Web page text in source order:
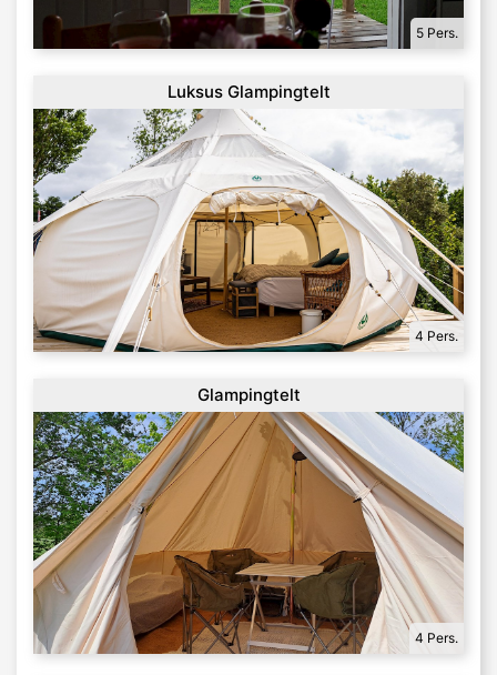
5 Pers.
Luksus Glampingtelt
4 Pers.
Glampingtelt
4 Pers.